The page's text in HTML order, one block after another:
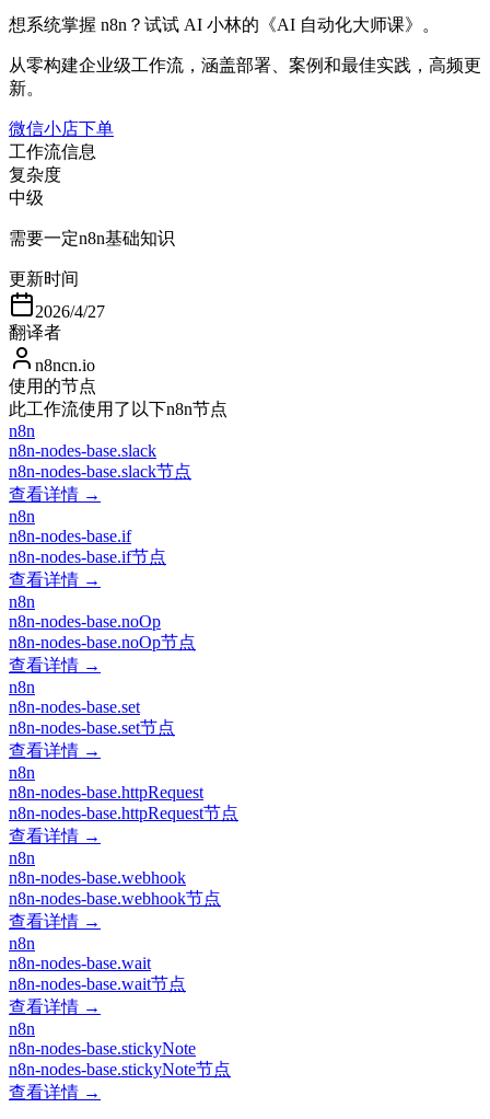
想系统掌握 n8n？试试 AI 小林的《AI 自动化大师课》。
从零构建企业级工作流，涵盖部署、案例和最佳实践，高频更
新。
微信小店下单
工作流信息
复杂度
中级
需要一定n8n基础知识
更新时间
2026/4/27
翻译者
n8ncn.io
使用的节点
此工作流使用了以下n8n节点
n8n
n8n-nodes-base.slack
n8n-nodes-base.slack节点
查看详情 →
n8n
n8n-nodes-base.if
n8n-nodes-base.if节点
查看详情 →
n8n
n8n-nodes-base.noOp
n8n-nodes-base.noOp节点
查看详情 →
n8n
n8n-nodes-base.set
n8n-nodes-base.set节点
查看详情 →
n8n
n8n-nodes-base.httpRequest
n8n-nodes-base.httpRequest节点
查看详情 →
n8n
n8n-nodes-base.webhook
n8n-nodes-base.webhook节点
查看详情 →
n8n
n8n-nodes-base.wait
n8n-nodes-base.wait节点
查看详情 →
n8n
n8n-nodes-base.stickyNote
n8n-nodes-base.stickyNote节点
查看详情 →